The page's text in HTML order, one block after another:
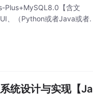
Plus+MySQL8.0【含文
、（Python或者Java或者.
统设计与实现【Ja